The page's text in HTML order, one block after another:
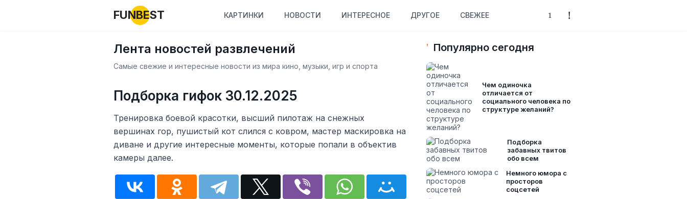
FUNBEST КАРТИНКИ НОВОСТИ ИНТЕРЕСНОЕ ДРУГОЕ СВЕЖЕЕ
Лента новостей развлечений
Самые свежие и интересные новости из мира кино, музыки, игр и спорта
Подборка гифок 30.12.2025
Тренировка боевой красотки, высший пилотаж на снежных
вершинах гор, пушистый кот слился с ковром, мастер маскировка на
диване и другие интересные моменты, которые попали в объектив
камеры далее.
Популярно сегодня
Чем одиночка
отличается от
социального человека по
структуре желаний?
Подборка
забавных твитов
обо всем
Немного юмора с
просторов
соцсетей